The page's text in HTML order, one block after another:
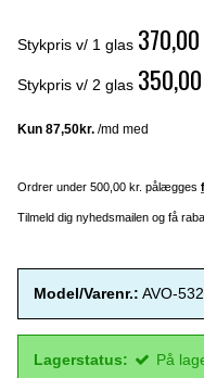
Stykpris v/ 1 glas
Stykpris v/ 2 glas
Ordrer under 500,00 kr. pålægges
Tilmeld dig nyhedsmailen og få
Model/Varenr.: AVO-
Lagerstatus: På